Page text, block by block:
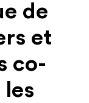
de
et
co-